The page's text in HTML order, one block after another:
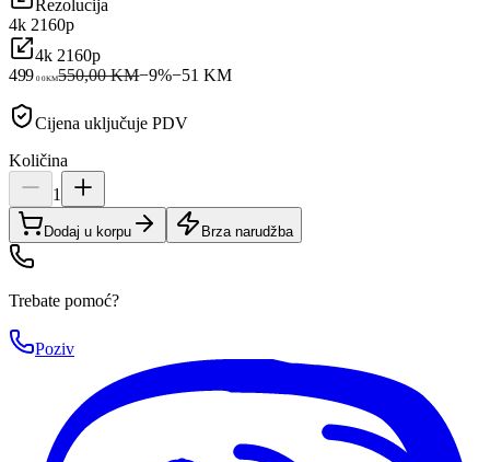
Rezolucija
4k 2160p
4k 2160p
499 00KM550,00 KM−9%−51 KM
Cijena uključuje PDV
Količina
1
Dodaj u korpu Brza narudžba
Trebate pomoć?
Poziv